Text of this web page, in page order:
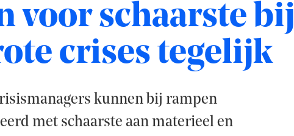
voor schaarste bij
crises tegelijk
kunnen bij rampen
met schaarste aan materieel en